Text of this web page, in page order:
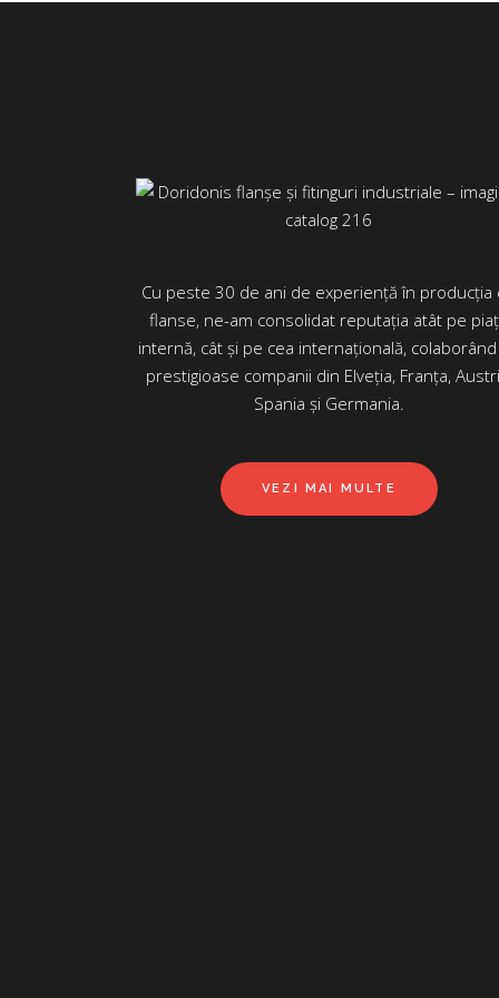
Cu peste 30 de ani de experiență în producția
flanse, ne-am consolidat reputația atât pe
internă, cât și pe cea internațională,
prestigioase companii din Elveția, Franța,
Spania și Germania.
VEZI MAI MULTE